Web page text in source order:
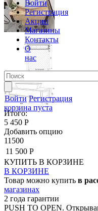
Войти
Регистрация
Акции
Магазины
Контакты
О
нас
Войти Регистрация
корзина пуста
Итого:
5 450 Р
Добавить опцию
11500
11 500 Р
КУПИТЬ В КОРЗИНЕ
В КОРЗИНЕ
Товар можно купить в
магазинах
2 года гарантии
PUSH TO OPEN.